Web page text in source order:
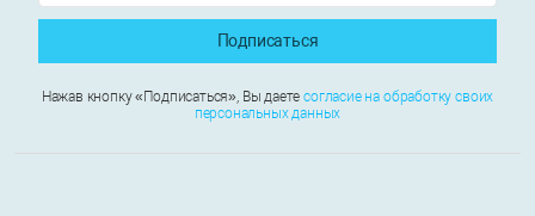
Подписаться
Нажав кнопку «Подписаться», Вы даетесогласие на обработку своих
персональных данных